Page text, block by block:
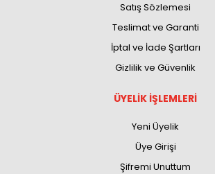
Satış Sözlemesi
Teslimat ve Garanti
İptal ve İade Şartları
Gizlilik ve Güvenlik
ÜYELİK İŞLEMLERİ
Yeni Üyelik
Üye Girişi
Şifremi Unuttum